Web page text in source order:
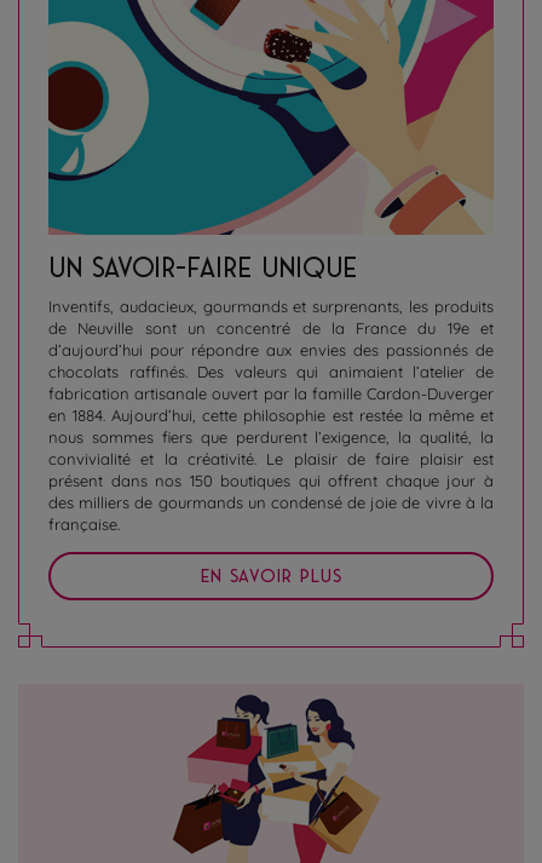
UN SAVOIR-FAIRE UNIQUE
Inventifs, audacieux, gourmands et surprenants, les produits
de Neuville sont un concentré de la France du 19e et
d’aujourd’hui pour répondre aux envies des passionnés de
chocolats raffinés. Des valeurs qui animaient l’atelier de
fabrication artisanale ouvert par la famille Cardon-Duverger
en 1884. Aujourd’hui, cette philosophie est restée la même et
nous sommes fiers que perdurent l’exigence, la qualité, la
convivialité et la créativité. Le plaisir de faire plaisir est
présent dans nos 150 boutiques qui offrent chaque jour à
des milliers de gourmands un condensé de joie de vivre à la
française.
EN SAVOIR PLUS